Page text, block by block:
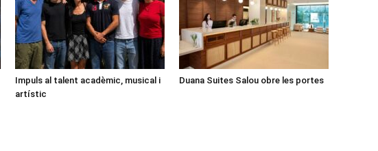
Impuls al talent acadèmic, musical i
artístic
Duana Suites Salou obre les portes